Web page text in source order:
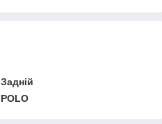
Задній
POLO